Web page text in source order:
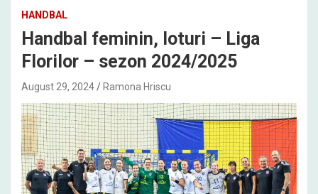
HANDBAL
Handbal feminin, loturi – Liga
Florilor – sezon 2024/2025
August 29, 2024 Ramona Hriscu